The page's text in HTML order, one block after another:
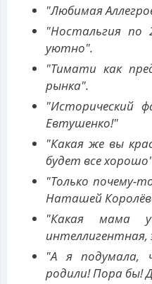
"Любимая
"Ностальгия по
уютно".
"Тимати как
рынка".
"Исторический
Евтушенко!"
"Какая же вы
будет все
"Только почему-
Наташей
"Какая мама у
интеллигентная,
"А я подумала,
родили! Пора бы!